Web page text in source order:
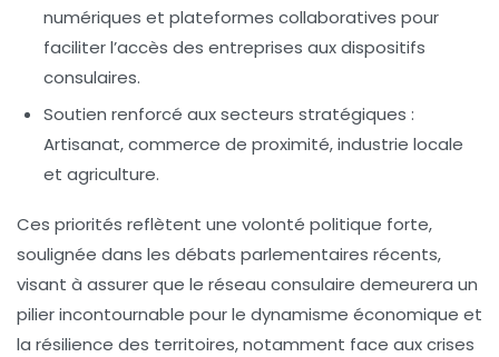
numériques et plateformes collaboratives pour
faciliter l’accès des entreprises aux dispositifs
consulaires.
Soutien renforcé aux secteurs stratégiques :
Artisanat, commerce de proximité, industrie locale
et agriculture.
Ces priorités reflètent une volonté politique forte,
soulignée dans les débats parlementaires récents,
visant à assurer que le réseau consulaire demeurera un
pilier incontournable pour le dynamisme économique et
la résilience des territoires, notamment face aux crises